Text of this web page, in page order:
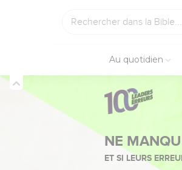
Au quotidien
NE
ET SI LEURS